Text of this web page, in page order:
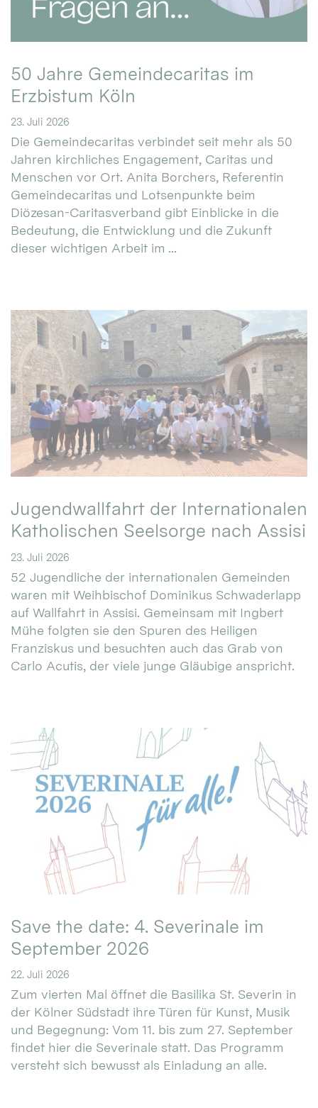
50 Jahre Gemeindecaritas im
Erzbistum Köln
23. Juli 2026
Die Gemeindecaritas verbindet seit mehr als 50
Jahren kirchliches Engagement, Caritas und
Menschen vor Ort. Anita Borchers, Referentin
Gemeindecaritas und Lotsenpunkte beim
Diözesan-Caritasverband gibt Einblicke in die
Bedeutung, die Entwicklung und die Zukunft
dieser wichtigen Arbeit im ...
Jugendwallfahrt der Internationalen
Katholischen Seelsorge nach Assisi
23. Juli 2026
52 Jugendliche der internationalen Gemeinden
waren mit Weihbischof Dominikus Schwaderlapp
auf Wallfahrt in Assisi. Gemeinsam mit Ingbert
Mühe folgten sie den Spuren des Heiligen
Franziskus und besuchten auch das Grab von
Carlo Acutis, der viele junge Gläubige anspricht.
Save the date: 4. Severinale im
September 2026
22. Juli 2026
Zum vierten Mal öffnet die Basilika St. Severin in
der Kölner Südstadt ihre Türen für Kunst, Musik
und Begegnung: Vom 11. bis zum 27. September
findet hier die Severinale statt. Das Programm
versteht sich bewusst als Einladung an alle.